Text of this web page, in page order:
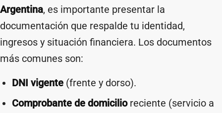
Argentina, es importante presentar la
documentación que respalde tu identidad,
ingresos y situación financiera. Los documentos
más comunes son:
DNI vigente (frente y dorso).
Comprobante de domicilioreciente (servicio a